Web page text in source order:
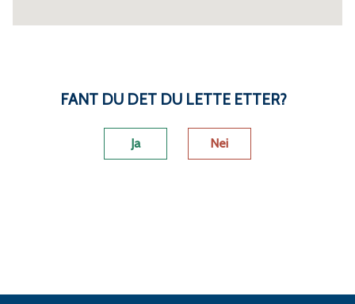
FANT DU DET DU LETTE ETTER?
Ja Nei